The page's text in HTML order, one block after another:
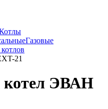
Газовые
21
котел ЭВАН